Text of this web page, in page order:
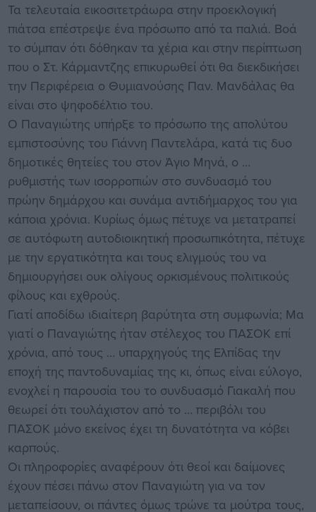
Τα τελευταία εικοσιτετράωρα στην προεκλογική
πιάτσα επέστρεψε ένα πρόσωπο από τα παλιά. Βοά
το σύμπαν ότι δόθηκαν τα χέρια και στην περίπτωση
που ο Στ. Κάρμαντζης επικυρωθεί ότι θα διεκδικήσει
την Περιφέρεια ο Θυμιανούσης Παν. Μανδάλας θα
είναι στο ψηφοδέλτιο του.
Ο Παναγιώτης υπήρξε το πρόσωπο της απολύτου
εμπιστοσύνης του Γιάννη Παντελάρα, κατά τις δυο
δημοτικές θητείες του στον Άγιο Μηνά, ο …
ρυθμιστής των ισορροπιών στο συνδυασμό του
πρώην δημάρχου και συνάμα αντιδήμαρχος του για
κάποια χρόνια. Κυρίως όμως πέτυχε να μετατραπεί
σε αυτόφωτη αυτοδιοικητική προσωπικότητα, πέτυχε
με την εργατικότητα και τους ελιγμούς του να
δημιουργήσει ουκ ολίγους ορκισμένους πολιτικούς
φίλους και εχθρούς.
Γιατί αποδίδω ιδιαίτερη βαρύτητα στη συμφωνία; Μα
γιατί ο Παναγιώτης ήταν στέλεχος του ΠΑΣΟΚ επί
χρόνια, από τους … υπαρχηγούς της Ελπίδας την
εποχή της παντοδυναμίας της κι, όπως είναι εύλογο,
ενοχλεί η παρουσία του το συνδυασμό Γιακαλή που
θεωρεί ότι τουλάχιστον από το … περιβόλι του
ΠΑΣΟΚ μόνο εκείνος έχει τη δυνατότητα να κόβει
καρπούς.
Οι πληροφορίες αναφέρουν ότι θεοί και δαίμονες
έχουν πέσει πάνω στον Παναγιώτη για να τον
μεταπείσουν, οι πάντες όμως τρώνε τα μούτρα τους,